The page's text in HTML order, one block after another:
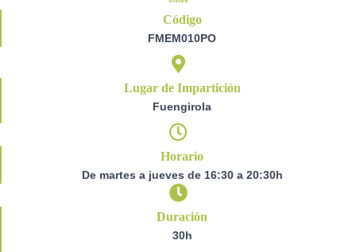
Código
FMEM010PO
Lugar de Impartición
Fuengirola
Horario
De martes a jueves de 16:30 a 20:30h
Duración
30h